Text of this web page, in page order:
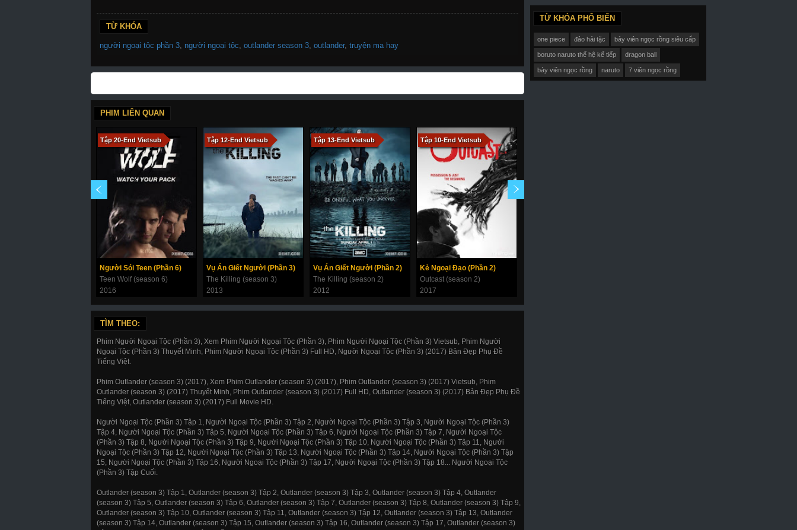
TỪ KHÓA
người ngoại tộc phần 3 người ngoại tộc outlander season 3 outlander, truyện ma hay
PHIM LIÊN QUAN
Tập 20-End Vietsub
Người Sói Teen (Phần 6)
Teen Wolf (season 6)
2016
Tập 12-End Vietsub
Vụ Án Giết Người (Phần 3)
The Killing (season 3)
2013
Tập 13-End Vietsub
Vụ Án Giết Người (Phần 2)
The Killing (season 2)
2012
Tập 10-End Vietsub
Kẻ Ngoại Đạo (Phần 2)
Outcast (season 2)
2017
TÌM THEO:
Phim Người Ngoại Tộc (Phần 3), Xem Phim Người Ngoại Tộc (Phần 3), Phim Người Ngoại Tộc (Phần 3) Vietsub, Phim Người
Ngoại Tộc (Phần 3) Thuyết Minh, Phim Người Ngoại Tộc (Phần 3) Full HD, Người Ngoại Tộc (Phần 3) (2017) Bản Đẹp Phụ Đề
Tiếng Việt.
Phim Outlander (season 3) (2017), Xem Phim Outlander (season 3) (2017), Phim Outlander (season 3) (2017) Vietsub, Phim
Outlander (season 3) (2017) Thuyết Minh, Phim Outlander (season 3) (2017) Full HD, Outlander (season 3) (2017) Bản Đẹp Phụ Đề
Tiếng Việt, Outlander (season 3) (2017) Full Movie HD.
Người Ngoại Tộc (Phần 3) Tập 1, Người Ngoại Tộc (Phần 3) Tập 2, Người Ngoại Tộc (Phần 3) Tập 3, Người Ngoại Tộc (Phần 3)
Tập 4, Người Ngoại Tộc (Phần 3) Tập 5, Người Ngoại Tộc (Phần 3) Tập 6, Người Ngoại Tộc (Phần 3) Tập 7, Người Ngoại Tộc
(Phần 3) Tập 8, Người Ngoại Tộc (Phần 3) Tập 9, Người Ngoại Tộc (Phần 3) Tập 10, Người Ngoại Tộc (Phần 3) Tập 11, Người
Ngoại Tộc (Phần 3) Tập 12, Người Ngoại Tộc (Phần 3) Tập 13, Người Ngoại Tộc (Phần 3) Tập 14, Người Ngoại Tộc (Phần 3) Tập
15, Người Ngoại Tộc (Phần 3) Tập 16, Người Ngoại Tộc (Phần 3) Tập 17, Người Ngoại Tộc (Phần 3) Tập 18... Người Ngoại Tộc
(Phần 3) Tập Cuối.
Outlander (season 3) Tập 1, Outlander (season 3) Tập 2, Outlander (season 3) Tập 3, Outlander (season 3) Tập 4, Outlander
(season 3) Tập 5, Outlander (season 3) Tập 6, Outlander (season 3) Tập 7, Outlander (season 3) Tập 8, Outlander (season 3) Tập 9,
Outlander (season 3) Tập 10, Outlander (season 3) Tập 11, Outlander (season 3) Tập 12, Outlander (season 3) Tập 13, Outlander
(season 3) Tập 14, Outlander (season 3) Tập 15, Outlander (season 3) Tập 16, Outlander (season 3) Tập 17, Outlander (season 3)
TỪ KHÓA PHỔ BIẾN
one piece đảo hải tặc bảy viên ngọc rồng siêu cấp
boruto naruto thế hệ kế tiếp dragon ball
bảy viên ngọc rồng naruto 7 viên ngọc rồng